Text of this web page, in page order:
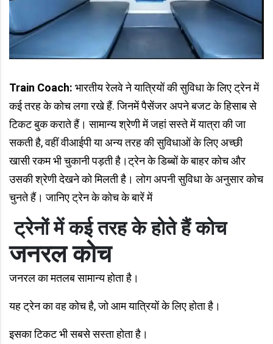
Train Coach: भारतीय रेलवे ने यात्रियों की सुविधा के लिए ट्रेन में
कई तरह के कोच लगा रखे हैं. जिनमें पैसेंजर अपने बजट के हिसाब से
टिकट बुक कराते हैं। सामान्य श्रेणी में जहां सस्ते में यात्रा की जा
सकती है, वहीं वीआईपी या अन्य तरह की सुविधाओं के लिए अच्छी
खासी रकम भी चुकानी पड़ती है।ट्रेन के डिब्बों के बाहर कोच और
उसकी श्रेणी देखने को मिलती है। लोग अपनी सुविधा के अनुसार कोच
चुनते हैं। जानिए ट्रेन के कोच के बारें में
ट्रेनों में कई तरह के होते हैं कोच
जनरल कोच
जनरल का मतलब सामान्य होता है।
यह ट्रेन का वह कोच है, जो आम यात्रियों के लिए होता है।
इसका टिकट भी सबसे सस्ता होता है।